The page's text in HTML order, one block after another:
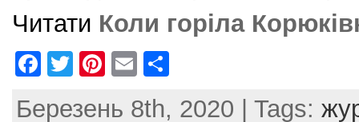
Читати Коли горіла
F
c
T
itt
Pi
er
E
ai ar
Березень 8th, 2020 | Tags: